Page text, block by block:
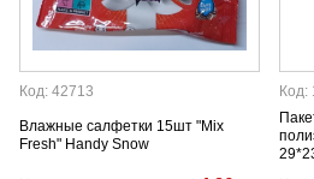
Код: 42713
Влажные салфетки 15шт "Mix
Fresh" Handy Snow
Код: